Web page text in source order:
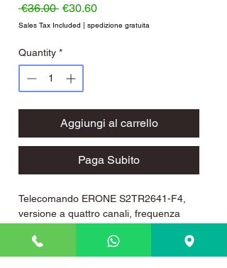
€36.00 Regular Price
€30.60Sale Price
Sales Tax Included spedizione gratuita
Quantity *
Aggiungi al carrello
Paga Subito
Telecomando ERONE S2TR2641-F4,
versione a quattro canali, frequenza
Frequenza "FM", programmazione in
autoapprendimento su ricevitore,